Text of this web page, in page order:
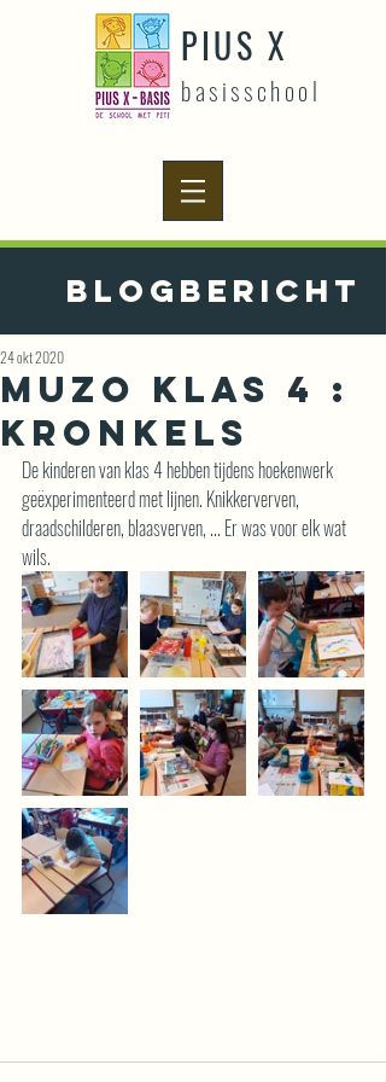
PIUS X
basisschool
Blogbericht
Muzo klas 4 :
kronkels
24 okt 2020
De kinderen van klas 4 hebben tijdens hoekenwerk
geëxperimenteerd met lijnen. Knikkerverven,
draadschilderen, blaasverven, ... Er was voor elk wat
wils.